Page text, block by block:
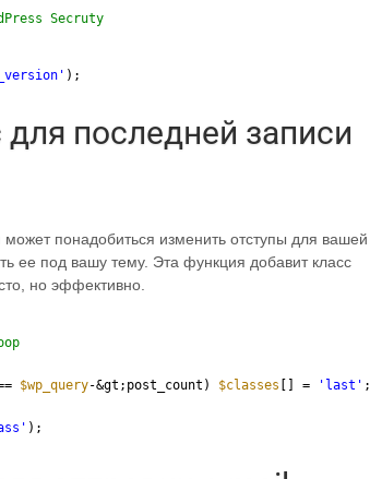
Secruty
);
последней записи
понадобиться изменить отступы для вашей
ее под вашу тему. Эта функция добавит класс
но эффективно.
$wp_query-&gt;post_count) $classes [] = 'last' ;
);